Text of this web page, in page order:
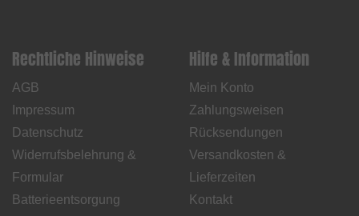
Rechtliche Hinweise
AGB
Impressum
Datenschutz
Widerrufsbelehrung &
Formular
Batterieentsorgung
Hilfe & Information
Mein Konto
Zahlungsweisen
Rücksendungen
Versandkosten &
Lieferzeiten
Kontakt